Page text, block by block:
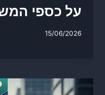
על כספי
15/06/2026